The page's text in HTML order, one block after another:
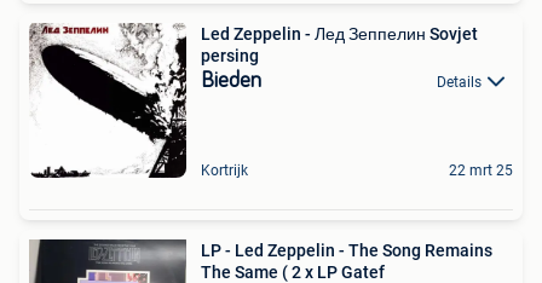
Led Zeppelin - Лед Зеппелин Sovjet
persing
Bieden Details
Kortrijk 22 mrt 25
LP - Led Zeppelin - The Song Remains
The Same ( 2 x LP Gatef